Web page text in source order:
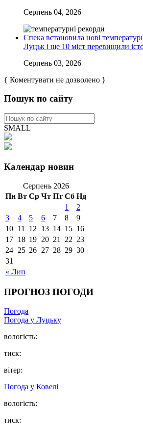
Серпень 04, 2026
Спека встановила нові
Луцьк і ще 10 міст перевищили
Серпень 03, 2026
{ Коментувати не дозволено }
Пошук по сайту
SMALL
Календар новин
Серпень 2026
Пн Вт Ср Чт Пт Сб Нд
« Лип
1
2
3
4 5 6 7 8
9
10 11 12 13 14 15 16
17 18 19 20 21 22 23
24 25 26 27 28 29 30
31
ПРОГНОЗ ПОГОДИ
Погода
Погода у Луцьку
вологість:
тиск:
вітер:
Погода у Ковелі
вологість:
тиск: